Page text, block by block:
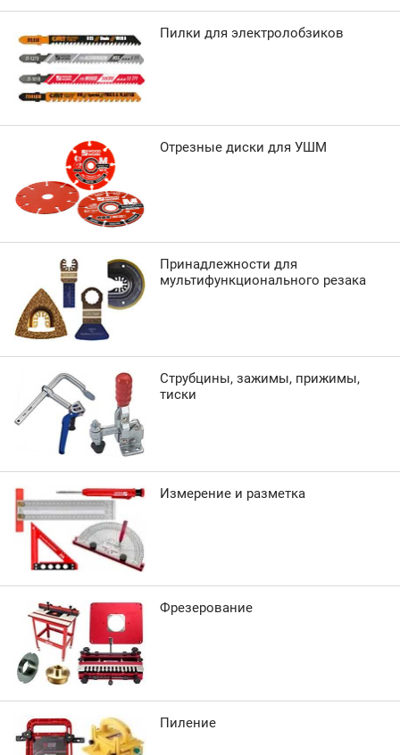
Пилки для электролобзиков
Отрезные диски для УШМ
Принадлежности для
мультифункционального резака
Струбцины, зажимы, прижимы,
тиски
Измерение и разметка
Фрезерование
Пиление